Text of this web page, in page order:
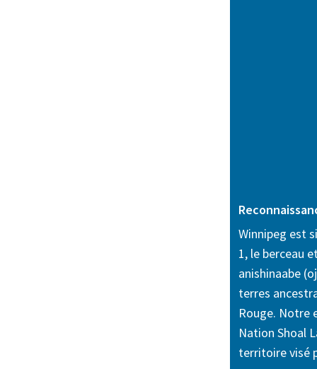
Winnipeg est
1, le berceau
anishinaabe
terres
Rouge. Notre
Nation Shoal
territoire visé